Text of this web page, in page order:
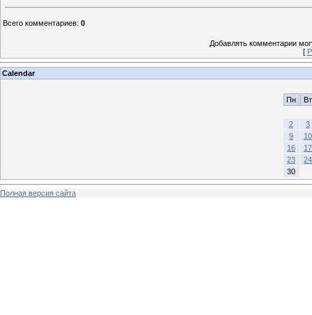
Всего комментариев: 0
Добавлять комментарии
[
Calendar
Пн Вт
2
3
9
10
16
17
23
24
30
Полная версия сайта